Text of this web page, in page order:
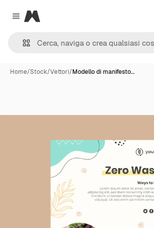
Close menu
Magnific
Home/Stock/Vettori/Modello di manifesto…